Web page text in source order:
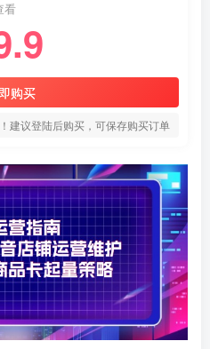
看
购买
建议登陆后购买，可保存购买订单